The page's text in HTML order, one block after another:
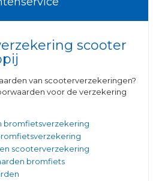
scooter
van scooterverzekeringen?
voor de verzekering
bromfietsverzekering
scooterverzekering
bromfiets